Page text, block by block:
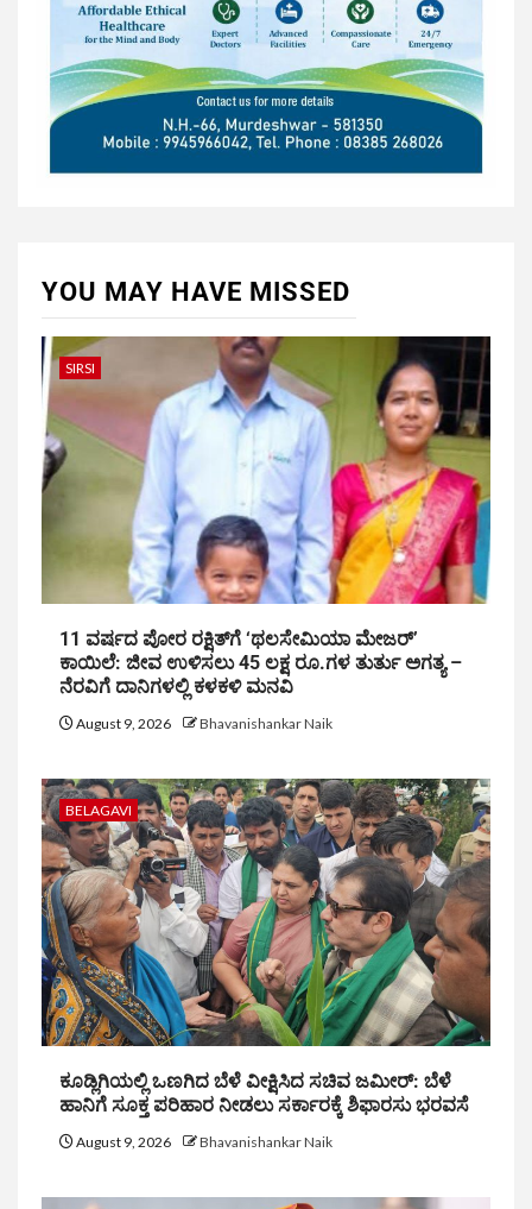
YOU MAY HAVE MISSED
SIRSI
11 ವರ್ಷದ ಪೋರ ರಕ್ಷಿತ್‌ಗೆ ‘ಥಲಸೇಮಿಯಾ ಮೇಜರ್’
ಕಾಯಿಲೆ: ಜೀವ ಉಳಿಸಲು 45 ಲಕ್ಷ ರೂ.ಗಳ ತುರ್ತು ಅಗತ್ಯ –
ನೆರವಿಗೆ ದಾನಿಗಳಲ್ಲಿ ಕಳಕಳಿ ಮನವಿ
August 9, 2026 Bhavanishankar Naik
BELAGAVI
ಕೂಡ್ಲಿಗಿಯಲ್ಲಿ ಒಣಗಿದ ಬೆಳೆ ವೀಕ್ಷಿಸಿದ ಸಚಿವ ಜಮೀರ್: ಬೆಳೆ
ಹಾನಿಗೆ ಸೂಕ್ತ ಪರಿಹಾರ ನೀಡಲು ಸರ್ಕಾರಕ್ಕೆ ಶಿಫಾರಸು ಭರವಸೆ
August 9, 2026 Bhavanishankar Naik